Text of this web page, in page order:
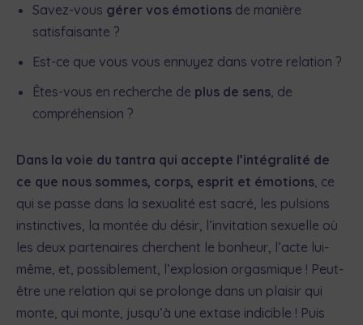
Savez-vous gérer vos émotions de manière
satisfaisante ?
Est-ce que vous vous ennuyez dans votre relation ?
Êtes-vous en recherche de plus de sens , de
compréhension ?
Dans la voie du tantra qui accepte l’intégralité de
ce que nous sommes, corps, esprit et émotions , ce
qui se passe dans la sexualité est sacré, les pulsions
instinctives, la montée du désir, l’invitation sexuelle où
les deux partenaires cherchent le bonheur, l’acte lui-
même, et, possiblement, l’explosion orgasmique ! Peut-
être une relation qui se prolonge dans un plaisir qui
monte, qui monte, jusqu’à une extase indicible ! Puis